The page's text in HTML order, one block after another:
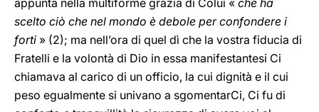
appunta nella multiforme grazia di Colui « che ha
scelto ciò che nel mondo è debole per confondere i
forti » (2); ma nell’ora di quel dì che la vostra fiducia di
Fratelli e la volontà di Dio in essa manifestantesi Ci
chiamava al carico di un officio, la cui dignità e il cui
peso egualmente si univano a sgomentarCi, Ci fu di